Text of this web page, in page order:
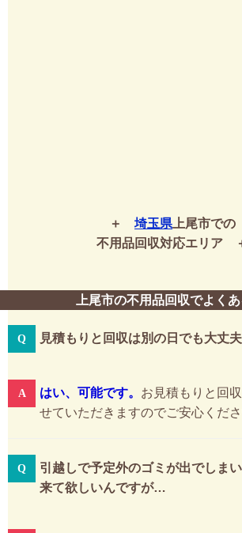
埼玉県 上尾市での
不用品回収対応エリア
上尾市の不用品回収でよく
見積もりと回収は別の日でも大丈
はい、可能です。 お見積もりと回
せていただきますのでご安心くださ
引越しで予定外のゴミが出でしま
来て欲しいんですが…